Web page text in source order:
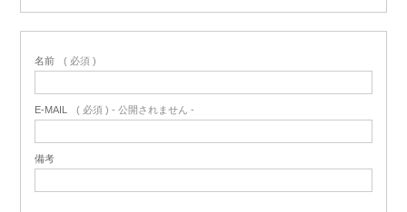
名前 ( 必須 )
E-MAIL ( 必須 ) - 公開されません -
備考